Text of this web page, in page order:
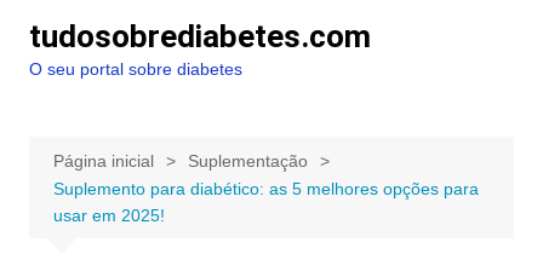
paratudosobrediabetes.com
O seu portal sobre diabetes
Página inicial
Suplementação
Suplemento para diabético: as 5 melhores opções para
usar em 2025!